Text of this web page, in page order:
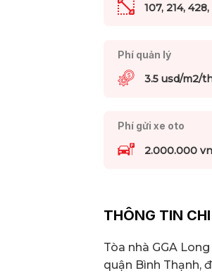
107, 214,
Phí quản lý
3.5 usd/m2/
Phí gửi xe oto
2.000.000
THÔNG TIN
Tòa nhà GGA
quận Bình Thạnh,